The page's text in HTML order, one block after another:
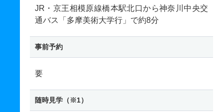
JR・京王相模原線橋本駅北口から神奈川中央交
通バス「多摩美術大学行」で約8分
事前予約
要
随時見学（※1）